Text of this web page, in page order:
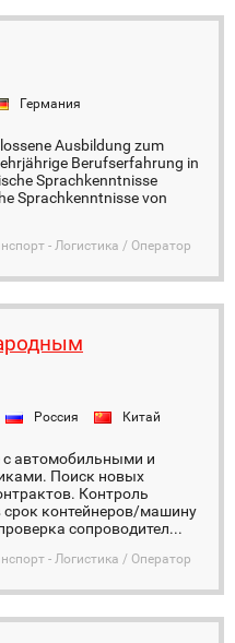
Германия
Ausbildung zum
Berufserfahrung in
Sprachkenntnisse
Sprachkenntnisse von
- Логистика / Оператор
Россия Китай
с автомобильными и
Поиск новых
Контроль
срок контейнеров/машину
сопроводител...
- Логистика / Оператор